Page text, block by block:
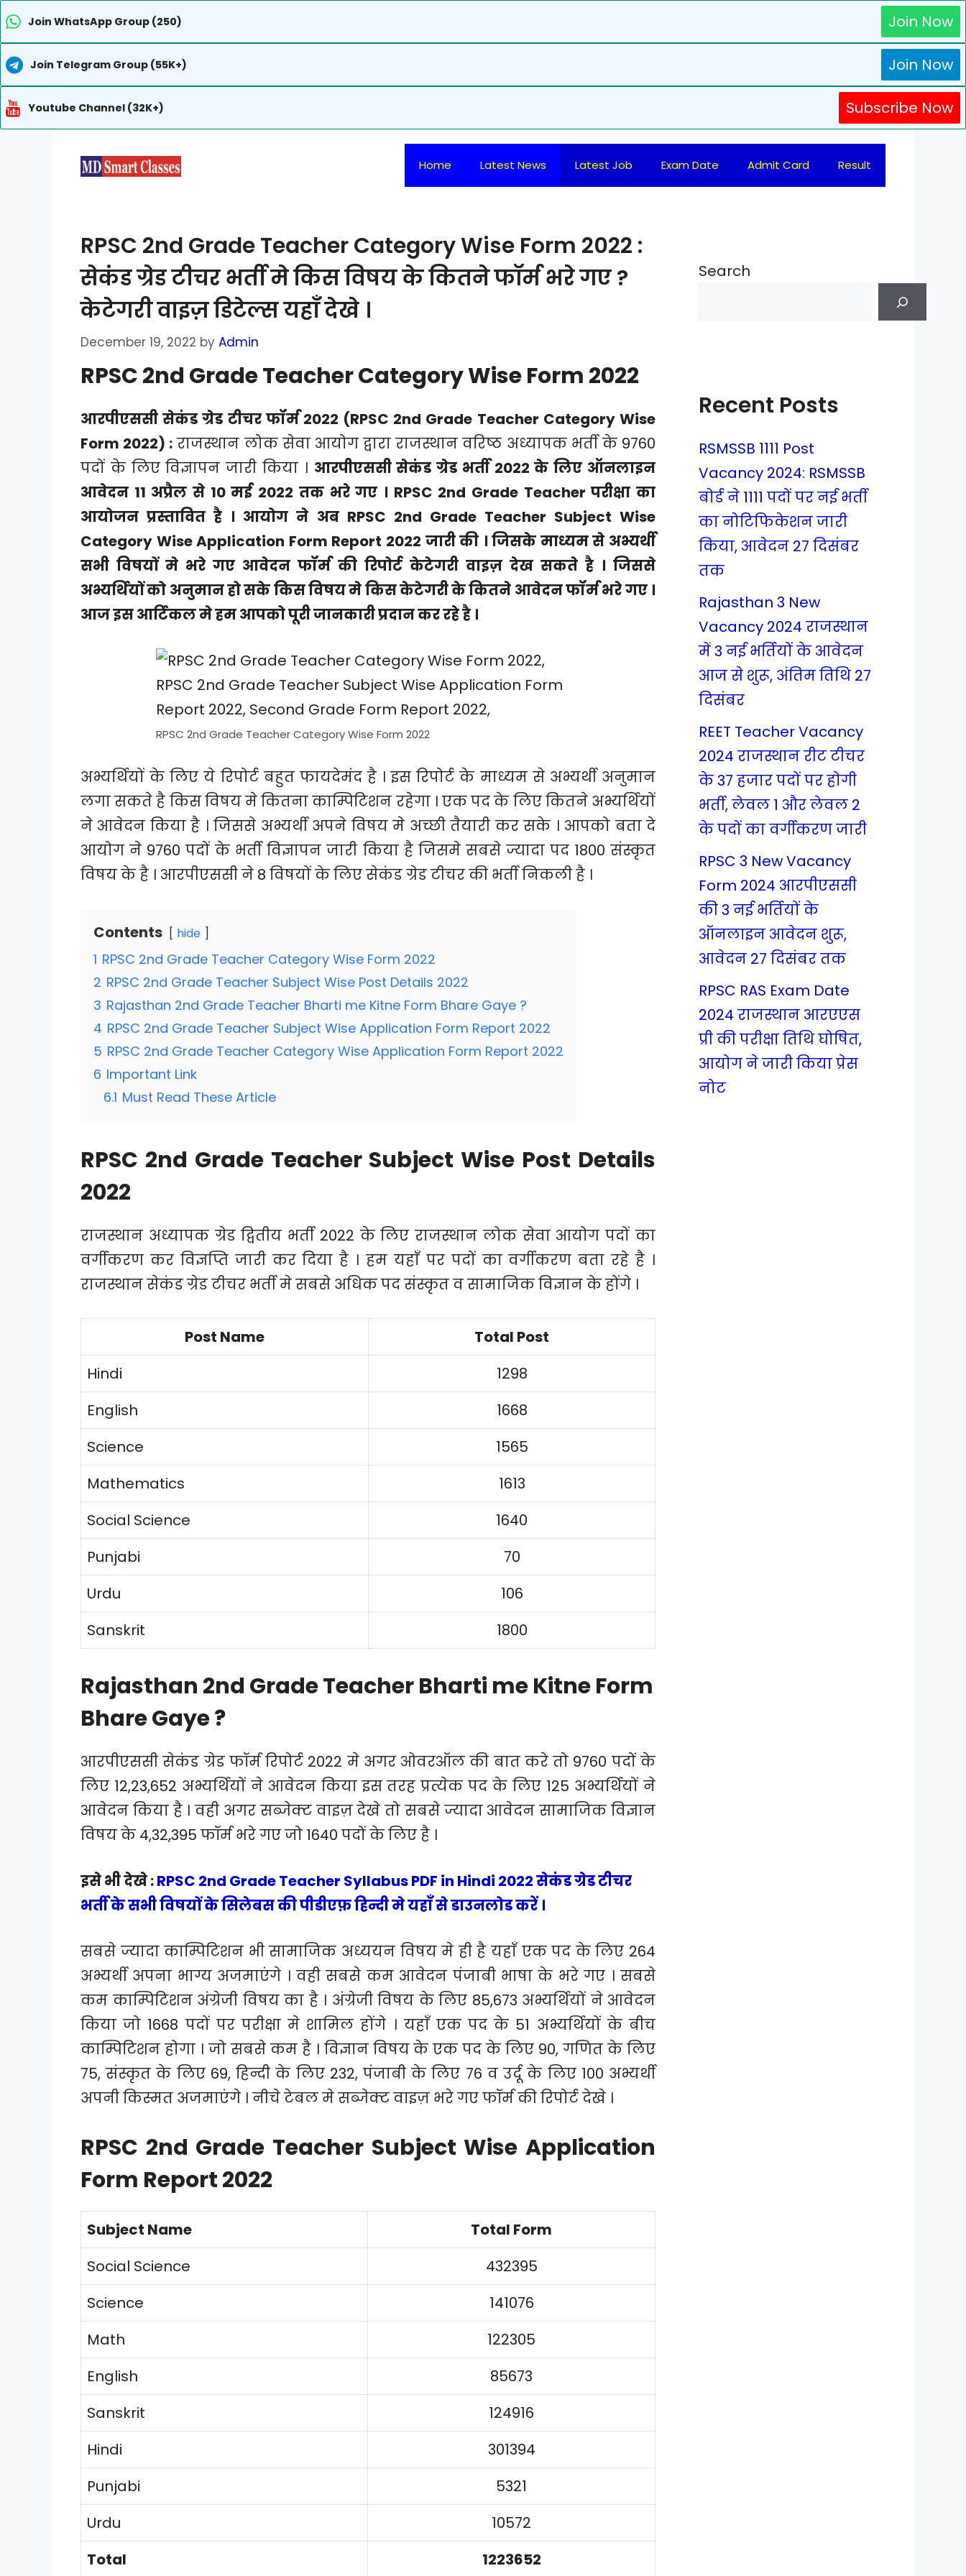
Join WhatsApp Group (250) Join Now
Join Telegram Group (55K+) Join Now
Youtube Channel (32K+)
Subscribe Now
Home Latest News Latest Job Exam Date Admit Card Result
RPSC 2nd Grade Teacher Category Wise Form 2022 :
सेकंड ग्रेड टीचर भर्ती मे किस विषय के कितने फॉर्म भरे गए ?
केटेगरी वाइज़ डिटेल्स यहाँ देखे ।
December 19, 2022 by Admin
RPSC 2nd Grade Teacher Category Wise Form 2022
आरपीएससी सेकंड ग्रेड टीचर फॉर्म 2022 (RPSC 2nd Grade Teacher Category Wise
Form 2022) : राजस्थान लोक सेवा आयोग द्वारा राजस्थान वरिष्ठ अध्यापक भर्ती के 9760
पदों के लिए विज्ञापन जारी किया । आरपीएससी सेकंड ग्रेड भर्ती 2022 के लिए ऑनलाइन
आवेदन 11 अप्रैल से 10 मई 2022 तक भरे गए । RPSC 2nd Grade Teacher परीक्षा का
आयोजन प्रस्तावित है । आयोग ने अब RPSC 2nd Grade Teacher Subject Wise
Category Wise Application Form Report 2022 जारी की । जिसके माध्यम से अभ्यर्थी
सभी विषयों मे भरे गए आवेदन फॉर्म की रिपोर्ट केटेगरी वाइज़ देख सकते है । जिससे
अभ्यर्थियों को अनुमान हो सके किस विषय मे किस केटेगरी के कितने आवेदन फॉर्म भरे गए ।
आज इस आर्टिकल मे हम आपको पूरी जानकारी प्रदान कर रहे है ।
RPSC 2nd Grade Teacher Category Wise Form 2022
अभ्यर्थियों के लिए ये रिपोर्ट बहुत फायदेमंद है । इस रिपोर्ट के माध्यम से अभ्यर्थी अनुमान
लगा सकते है किस विषय मे कितना काम्पिटिशन रहेगा । एक पद के लिए कितने अभ्यर्थियों
ने आवेदन किया है । जिससे अभ्यर्थी अपने विषय मे अच्छी तैयारी कर सके । आपको बता दे
आयोग ने 9760 पदों के भर्ती विज्ञापन जारी किया है जिसमे सबसे ज्यादा पद 1800 संस्कृत
विषय के है । आरपीएससी ने 8 विषयों के लिए सेकंड ग्रेड टीचर की भर्ती निकली है ।
Contents hide
1 RPSC 2nd Grade Teacher Category Wise Form 2022
2 RPSC 2nd Grade Teacher Subject Wise Post Details 2022
3 Rajasthan 2nd Grade Teacher Bharti me Kitne Form Bhare Gaye ?
4 RPSC 2nd Grade Teacher Subject Wise Application Form Report 2022
5 RPSC 2nd Grade Teacher Category Wise Application Form Report 2022
6 Important Link
6.1 Must Read These Article
RPSC 2nd Grade Teacher Subject Wise Post Details
2022
राजस्थान अध्यापक ग्रेड द्वितीय भर्ती 2022 के लिए राजस्थान लोक सेवा आयोग पदों का
वर्गीकरण कर विज्ञप्ति जारी कर दिया है । हम यहाँ पर पदों का वर्गीकरण बता रहे है ।
राजस्थान सेकंड ग्रेड टीचर भर्ती मे सबसे अधिक पद संस्कृत व सामाजिक विज्ञान के होंगे ।
Post Name
Total Post
Hindi
1298
English
1668
Science
1565
Mathematics
1613
Social Science
1640
Punjabi
70
Urdu
106
Sanskrit
1800
Rajasthan 2nd Grade Teacher Bharti me Kitne Form
Bhare Gaye ?
आरपीएससी सेकंड ग्रेड फॉर्म रिपोर्ट 2022 मे अगर ओवरऑल की बात करे तो 9760 पदों के
लिए 12,23,652 अभ्यर्थियों ने आवेदन किया इस तरह प्रत्येक पद के लिए 125 अभ्यर्थियों ने
आवेदन किया है । वही अगर सब्जेक्ट वाइज़ देखे तो सबसे ज्यादा आवेदन सामाजिक विज्ञान
विषय के 4,32,395 फॉर्म भरे गए जो 1640 पदों के लिए है ।
इसे भी देखे :RPSC 2nd Grade Teacher Syllabus PDF in Hindi 2022 सेकंड ग्रेड टीचर
भर्ती के सभी विषयों के सिलेबस की पीडीएफ़ हिन्दी मे यहाँ से डाउनलोड करें ।
सबसे ज्यादा काम्पिटिशन भी सामाजिक अध्ययन विषय मे ही है यहाँ एक पद के लिए 264
अभ्यर्थी अपना भाग्य अजमाएंगे । वही सबसे कम आवेदन पंजाबी भाषा के भरे गए । सबसे
कम काम्पिटिशन अंग्रेजी विषय का है । अंग्रेजी विषय के लिए 85,673 अभ्यर्थियों ने आवेदन
किया जो 1668 पदों पर परीक्षा मे शामिल होंगे । यहाँ एक पद के 51 अभ्यर्थियों के बीच
काम्पिटिशन होगा । जो सबसे कम है । विज्ञान विषय के एक पद के लिए 90, गणित के लिए
75, संस्कृत के लिए 69, हिन्दी के लिए 232, पंजाबी के लिए 76 व उर्दू के लिए 100 अभ्यर्थी
अपनी किस्मत अजमाएंगे । नीचे टेबल मे सब्जेक्ट वाइज़ भरे गए फॉर्म की रिपोर्ट देखे ।
RPSC 2nd Grade Teacher Subject Wise Application
Form Report 2022
Subject Name
Total Form
Social Science
432395
Science
141076
Math
122305
English
85673
Sanskrit
124916
Hindi
301394
Punjabi
5321
Urdu
10572
Total
1223652
Search
Recent Posts
RSMSSB 1111 Post
Vacancy 2024: RSMSSB
बोर्ड ने 1111 पदों पर नई भर्ती
का नोटिफिकेशन जारी
किया, आवेदन 27 दिसंबर
तक
Rajasthan 3 New
Vacancy 2024 राजस्थान
में 3 नई भर्तियों के आवेदन
आज से शुरू, अंतिम तिथि 27
दिसंबर
REET Teacher Vacancy
2024 राजस्थान रीट टीचर
के 37 हजार पदों पर होगी
भर्ती, लेवल 1 और लेवल 2
के पदों का वर्गीकरण जारी
RPSC 3 New Vacancy
Form 2024 आरपीएससी
की 3 नई भर्तियों के
ऑनलाइन आवेदन शुरू,
आवेदन 27 दिसंबर तक
RPSC RAS Exam Date
2024 राजस्थान आरएएस
प्री की परीक्षा तिथि घोषित,
आयोग ने जारी किया प्रेस
नोट